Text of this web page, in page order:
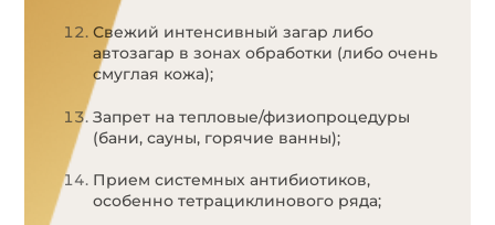
Свежий интенсивный загар либо
автозагар в зонах обработки (либо очень
смуглая кожа);
Запрет на тепловые/физиопроцедуры
(бани, сауны, горячие ванны);
Прием системных антибиотиков,
особенно тетрациклинового ряда;